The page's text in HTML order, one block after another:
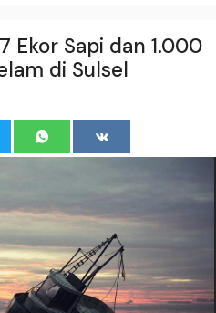
Ekor Sapi dan 1.000
di Sulsel